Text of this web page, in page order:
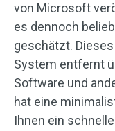
von Microsoft
es dennoch
geschätzt.
System entfernt
Software und
hat eine
Ihnen ein